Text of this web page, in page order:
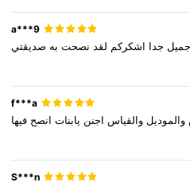
a***9
جميل جدا اشكركم لقد نصحت به صديقتي
f***a
والموديل والقياس اجنن يابنات انصح فيها
S***n